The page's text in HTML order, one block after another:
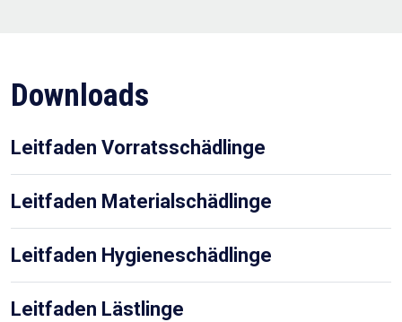
Downloads
Leitfaden Vorratsschädlinge
Leitfaden Materialschädlinge
Leitfaden Hygieneschädlinge
Leitfaden Lästlinge